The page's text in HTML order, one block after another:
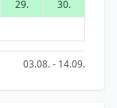
29.
30.
03.08. - 14.09.